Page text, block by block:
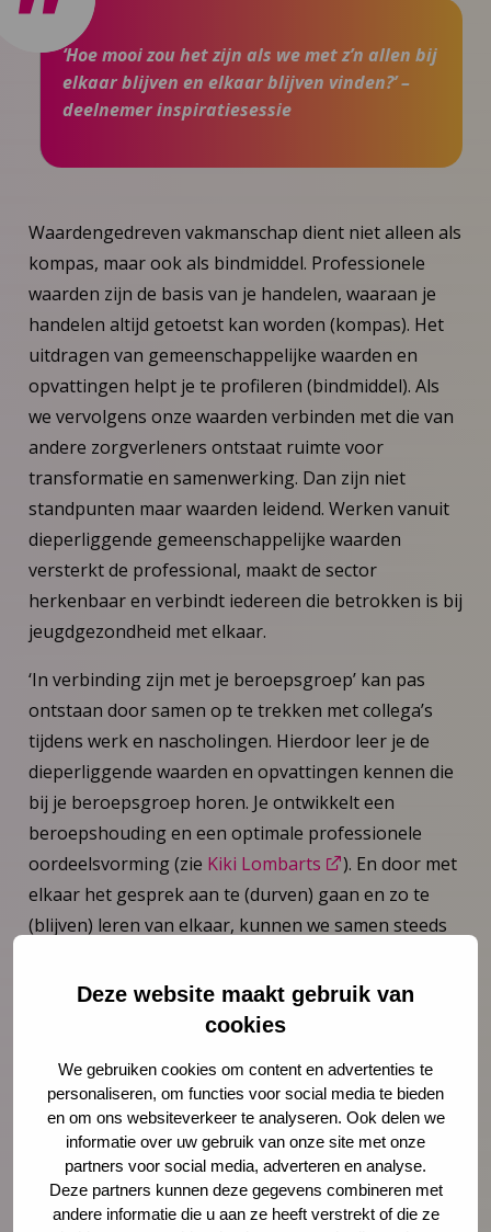
Deze website maakt gebruik van
cookies
We gebruiken cookies om content en advertenties te
personaliseren, om functies voor social media te bieden
en om ons websiteverkeer te analyseren. Ook delen we
informatie over uw gebruik van onze site met onze
partners voor social media, adverteren en analyse.
Deze partners kunnen deze gegevens combineren met
andere informatie die u aan ze heeft verstrekt of die ze
‘Hoe mooi zou het zijn als we met z’n allen bij
elkaar blijven en elkaar blijven vinden?’ –
deelnemer inspiratiesessie
Waardengedreven vakmanschap dient niet alleen als
kompas, maar ook als bindmiddel. Professionele
waarden zijn de basis van je handelen, waaraan je
handelen altijd getoetst kan worden (kompas). Het
uitdragen van gemeenschappelijke waarden en
opvattingen helpt je te profileren (bindmiddel). Als
we vervolgens onze waarden verbinden met die van
andere zorgverleners ontstaat ruimte voor
transformatie en samenwerking. Dan zijn niet
standpunten maar waarden leidend. Werken vanuit
dieperliggende gemeenschappelijke waarden
versterkt de professional, maakt de sector
herkenbaar en verbindt iedereen die betrokken is bij
jeugdgezondheid met elkaar.
‘In verbinding zijn met je beroepsgroep’ kan pas
ontstaan door samen op te trekken met collega’s
tijdens werk en nascholingen. Hierdoor leer je de
dieperliggende waarden en opvattingen kennen die
bij je beroepsgroep horen. Je ontwikkelt een
beroepshouding en een optimale professionele
oordeelsvorming (zie Kiki Lombarts
). En door met
elkaar het gesprek aan te (durven) gaan en zo te
(blijven) leren van elkaar, kunnen we samen steeds
aangaan betekent elkaar liefdevol confronteren
zonder elkaar te verliezen, en zo steeds beter
vertrouwen, omkijken naar elkaar en weten waar je
goed in bent én waar de ander goed in is.
In verbinding met jeugdigen en hun ouders
Je bent in verbinding met jeugdigen en hun ouders,
als je weet wat voor hen belangrijk is en als je bij